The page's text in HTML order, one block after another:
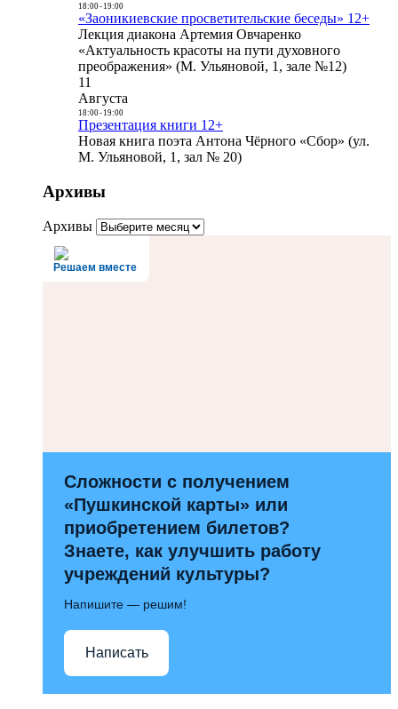
18:00- 19:00
«Заоникиевские просветительские беседы» 12+
Лекция диакона Артемия Овчаренко
«Актуальность красоты на пути духовного
преображения» (М. Ульяновой, 1, зале №12)
11
Августа
18:00- 19:00
Презентация книги 12+
Новая книга поэта Антона Чёрного «Сбор» (ул.
М. Ульяновой, 1, зал № 20)
Архивы
Архивы
Решаем вместе
Сложности с получением
«Пушкинской карты» или
приобретением билетов?
Знаете, как улучшить работу
учреждений культуры?
Напишите — решим!
Написать